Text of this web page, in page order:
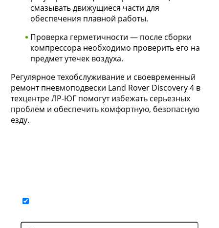
смазывать движущиеся части для
обеспечения плавной работы.
Проверка герметичности — после сборки
компрессора необходимо проверить его на
предмет утечек воздуха.
Регулярное техобслуживание и своевременный
ремонт пневмоподвески Land Rover Discovery 4 в
техцентре ЛР-ЮГ помогут избежать серьезных
проблем и обеспечить комфортную, безопасную
езду.